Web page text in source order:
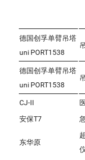
德国创孚单臂吊塔
uni PORT1538
德国创孚单臂吊塔
uni PORT1538
CJ-II
安保T7
东华原